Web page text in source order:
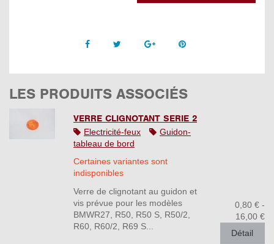
Facebook Twitter Google +Pinterest
LES PRODUITS ASSOCIÉS
VERRE CLIGNOTANT SERIE 2
Electricité-feux
Guidon-
tableau de bord
Certaines variantes sont
indisponibles
Verre de clignotant au guidon et
vis prévue pour les modèles
BMWR27, R50, R50 S, R50/2,
R60, R60/2, R69 S...
0,80 € -
16,00 €
Détail